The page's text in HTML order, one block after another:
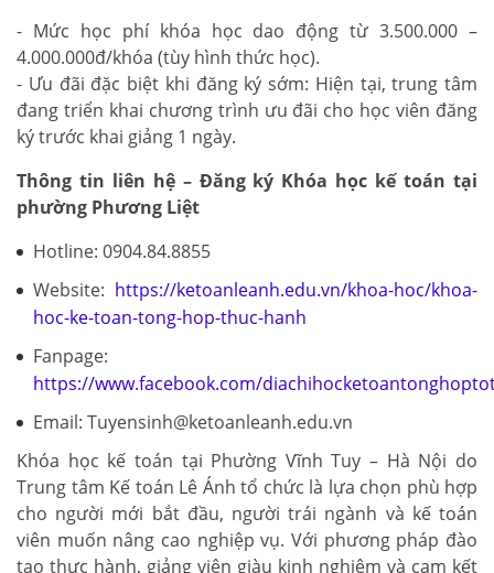
- Mức học phí khóa học dao động từ 3.500.000 –
4.000.000đ/khóa (tùy hình thức học).
- Ưu đãi đặc biệt khi đăng ký sớm: Hiện tại, trung tâm
đang triển khai chương trình ưu đãi cho học viên đăng
ký trước khai giảng 1 ngày.
Thông tin liên hệ – Đăng ký Khóa học kế toán tại
phường Phương Liệt
Hotline: 0904.84.8855
Website: https://ketoanleanh.edu.vn/khoa-hoc/khoa-
hoc-ke-toan-tong-hop-thuc-hanh
Fanpage:
https://www.facebook.com/
Email: Tuyensinh@ketoanleanh.edu.vn
Khóa học kế toán tại Phường Vĩnh Tuy – Hà Nội do
Trung tâm Kế toán Lê Ánh tổ chức là lựa chọn phù hợp
cho người mới bắt đầu, người trái ngành và kế toán
viên muốn nâng cao nghiệp vụ. Với phương pháp đào
tạo thực hành, giảng viên giàu kinh nghiệm và cam kết